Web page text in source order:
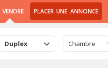
PLACER UNE ANNONCE
Duplex Chambre